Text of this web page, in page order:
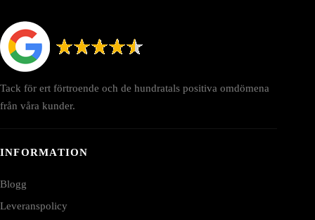
Tack för ert förtroende och de hundratals positiva omdömena
från våra kunder.
INFORMATION
Blogg
Leveranspolicy